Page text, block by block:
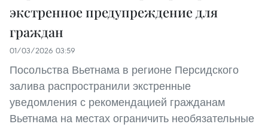
экстренное предупреждение для
граждан
01/03/2026 03:59
Посольства Вьетнама в регионе Персидского
залива распространили экстренные
уведомления с рекомендацией гражданам
Вьетнама на местах ограничить необязательные